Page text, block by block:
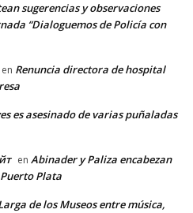
sugerencias y observaciones
“Dialoguemos de Policía con
en Renuncia directora de hospital
es asesinado de varias puñaladas
en Abinader y Paliza encabezan
Plata
de los Museos entre música,